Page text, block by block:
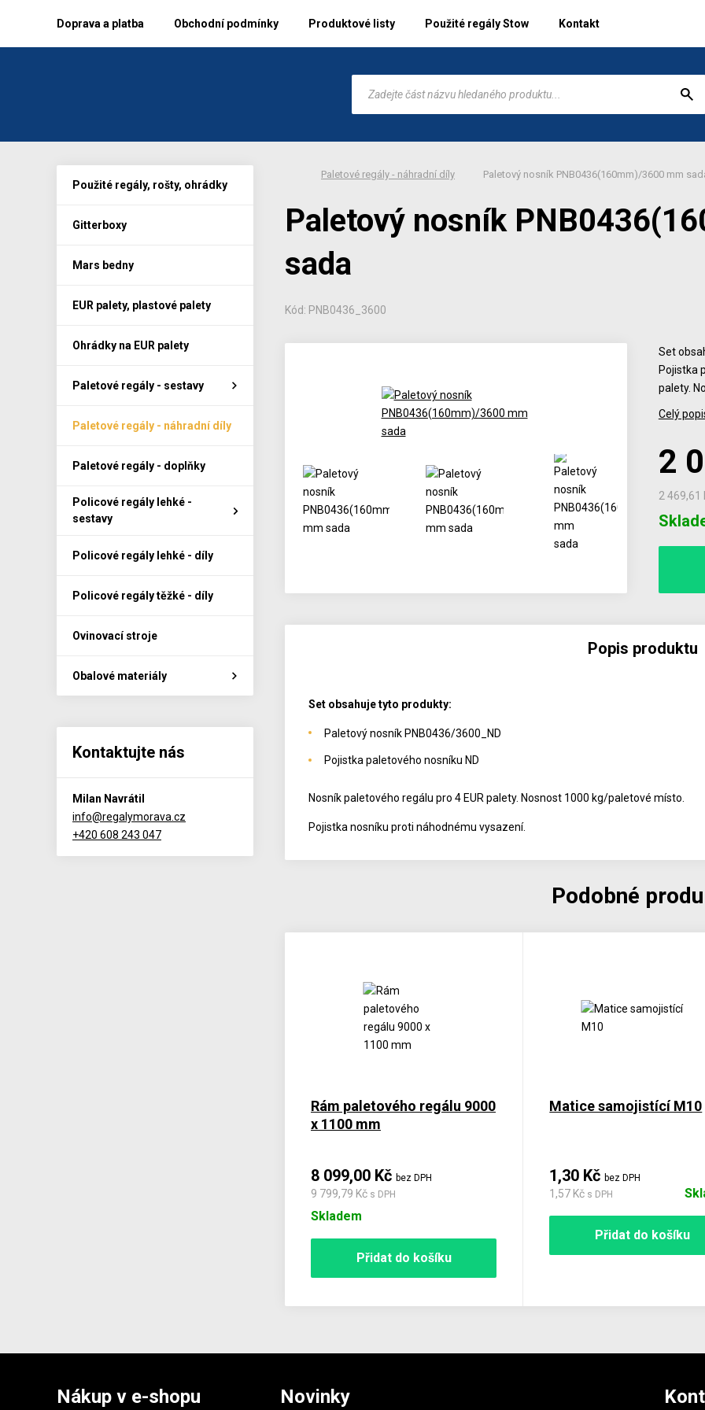
Doprava a platba Obchodní podmínky Produktové listy Použité regály Stow Kontakt
Paletové regály - náhradní díly Paletový nosník PNB0436(160mm)/3600 mm
Paletový nosník
sada
Kód: PNB0436_3600
Set
Pojistka
palety.
Celý
2
2 469,61
Popis produktu
Set obsahuje tyto produkty:
Paletový nosník PNB0436/3600_ND
Pojistka paletového nosníku ND
Nosník paletového regálu pro 4 EUR palety. Nosnost 1000 kg/paletové místo.
Pojistka nosníku proti náhodnému vysazení.
Podobné
Rám paletového regálu 9000
x 1100 mm
8 099,00 Kč bez DPH
9 799,79 Kč s DPH
Skladem
Přidat do košíku
Matice samojistící M10
1,30 Kčbez DPH
1,57 Kč s DPH
Přidat do košíku
Použité regály, rošty, ohrádky
Gitterboxy
Mars bedny
EUR palety, plastové palety
Ohrádky na EUR palety
Paletové regály - sestavy
Paletové regály - náhradní díly
Paletové regály - doplňky
Policové regály lehké -
sestavy
Policové regály lehké - díly
Policové regály těžké - díly
Ovinovací stroje
Obalové materiály
Kontaktujte nás
Milan Navrátil
info@regalymorava.cz
+420 608 243 047
Nákup v e-shopu Novinky